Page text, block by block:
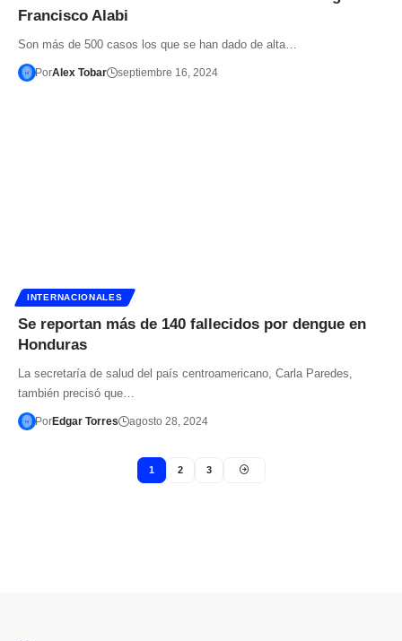
Francisco Alabi
Son más de 500 casos los que se han dado de alta…
PorAlex Tobar septiembre 16, 2024
INTERNACIONALES
Se reportan más de 140 fallecidos por dengue en
Honduras
La secretaría de salud del país centroamericano, Carla Paredes,
también precisó que…
PorEdgar Torres agosto 28, 2024
1 2 3